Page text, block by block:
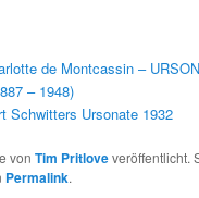
de Montcassin –
– 1948)
Schwitters Ursonate 1932
vonTim Pritloveveröffentlicht.
Permalink.